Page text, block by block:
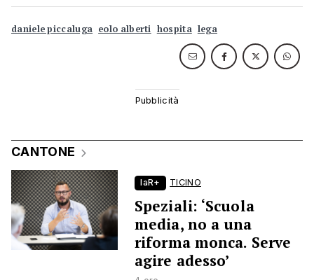
daniele piccaluga eolo alberti hospita lega
CANTONE
laR+ TICINO
Speziali: ‘Scuola
media, no a una
riforma monca. Serve
agire adesso’